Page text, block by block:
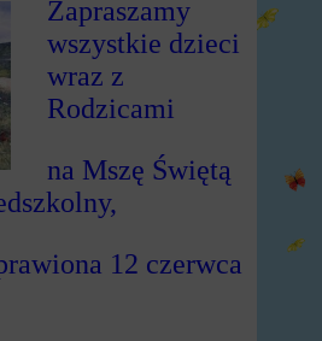
Zapraszamy
wszystkie dzieci
wraz z
Rodzicami
na Mszę Świętą
12 czerwca